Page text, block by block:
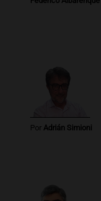
Por Adrián Simioni